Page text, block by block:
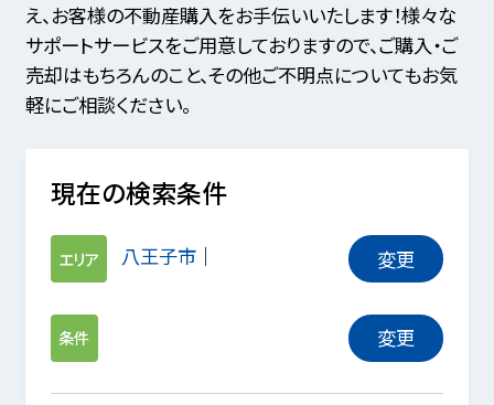
え、お客様の不動産購入をお手伝いいたします！様々な
サポートサービスをご用意しておりますので、ご購入・ご
売却はもちろんのこと、その他ご不明点についてもお気
軽にご相談ください。
現在の検索条件
エリア 八王子市 変更
条件 変更